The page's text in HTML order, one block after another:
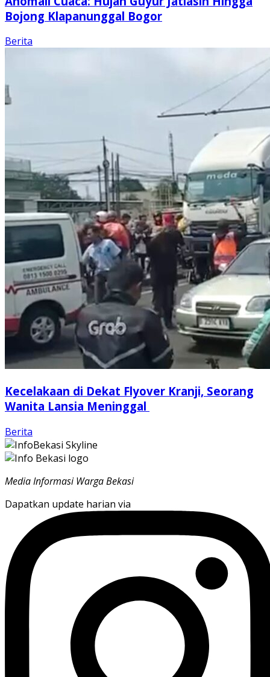
Bojong Klapanunggal Bogor
Berita
Kecelakaan di Dekat Flyover Kranji, Seorang
Wanita Lansia Meninggal
Berita
Media Informasi Warga Bekasi
Dapatkan update harian via